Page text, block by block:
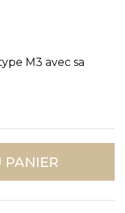
M3 avec sa
PANIER